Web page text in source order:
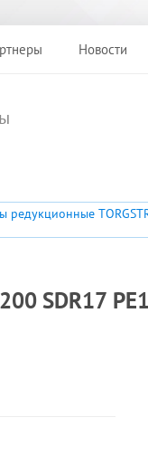
Новости
редукционные
SDR17